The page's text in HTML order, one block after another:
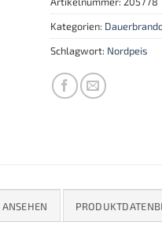
Kategorien:
Schlagwort: Nordpeis